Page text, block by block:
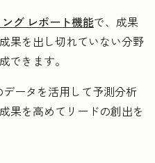
グ レポート機能で、成果
果を出し切れていない分野
できます。
データを活用して予測分析
果を高めてリードの創出を